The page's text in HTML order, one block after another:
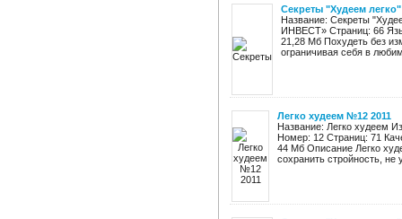
Секреты "Худеем
Название: Секреты
ИНВЕСТ» Страниц: 66
21,28 Мб Похудеть без
ограничивая себя в
Легко худеем №12 2011
Название: Легко худеем
Номер: 12 Страниц: 71
44 Мб Описание Легко
сохранить стройность, не